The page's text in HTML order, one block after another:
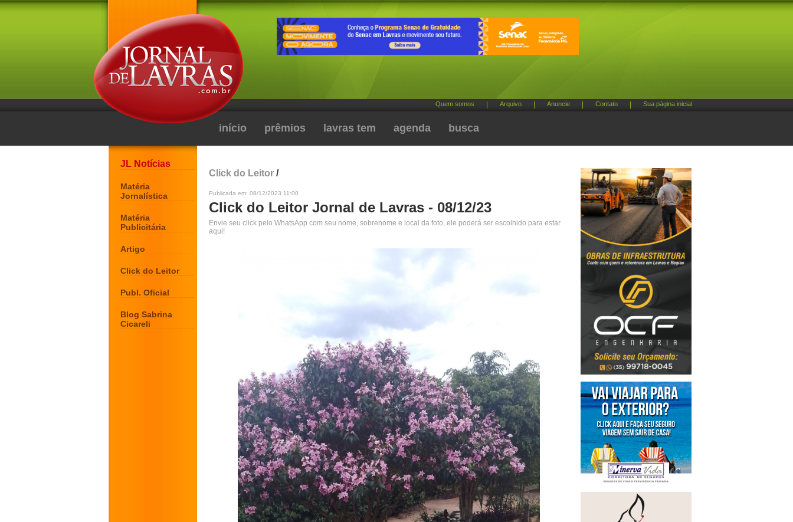
Quem somos Arquivo Anuncie Contato Sua página inicial
início prêmios lavras tem agenda busca
JL Notícias
Matéria
Jornalística
Matéria
Publicitária
Artigo
Click do Leitor
Publ. Oficial
Blog Sabrina
Cicareli
Click do Leitor /
Publicada em: 08/12/2023 11:00
Click do Leitor Jornal de Lavras - 08/12/23
Envie seu click pelo WhatsApp com seu nome, sobrenome e local da foto, ele poderá ser escolhido para estar
aqui!